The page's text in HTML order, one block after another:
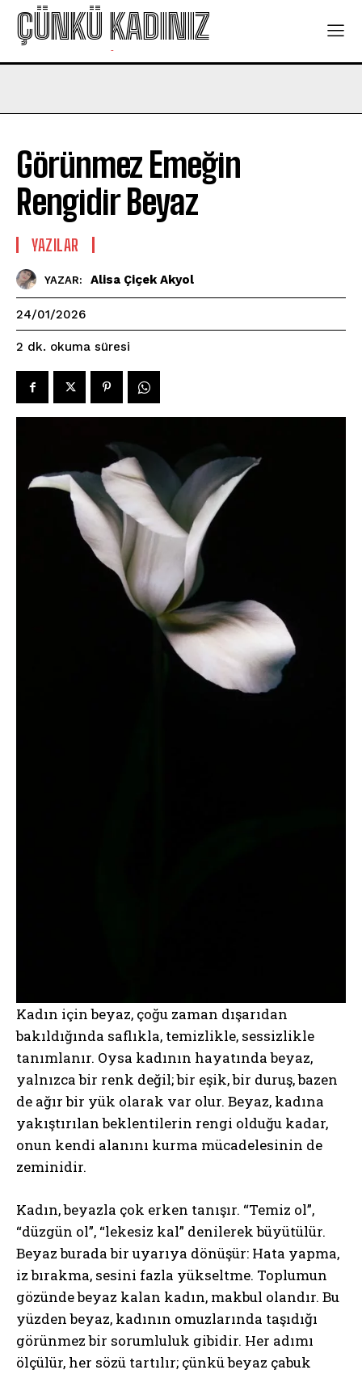
ÇÜNKÜ KADINIZ
-
Görünmez Emeğin
Rengidir Beyaz
YAZILAR
YAZAR: Alisa Çiçek Akyol
24/01/2026
2 dk. okuma süresi
Kadın için beyaz, çoğu zaman dışarıdan
bakıldığında saflıkla, temizlikle, sessizlikle
tanımlanır. Oysa kadının hayatında beyaz,
yalnızca bir renk değil; bir eşik, bir duruş, bazen
de ağır bir yük olarak var olur. Beyaz, kadına
yakıştırılan beklentilerin rengi olduğu kadar,
onun kendi alanını kurma mücadelesinin de
zeminidir.
Kadın, beyazla çok erken tanışır. “Temiz ol”,
“düzgün ol”, “lekesiz kal” denilerek büyütülür.
Beyaz burada bir uyarıya dönüşür: Hata yapma,
iz bırakma, sesini fazla yükseltme. Toplumun
gözünde beyaz kalan kadın, makbul olandır. Bu
yüzden beyaz, kadının omuzlarında taşıdığı
görünmez bir sorumluluk gibidir. Her adımı
ölçülür, her sözü tartılır; çünkü beyaz çabuk